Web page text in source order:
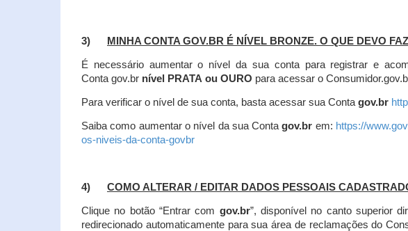
3) MINHA CONTA GOV.BR É NÍVEL BRONZE. O QUE DEVO
É necessário aumentar o nível da sua conta para registrar e
Conta gov.br nível PRATA ou OURO para acessar o
Para verificar o nível de sua conta, basta acessar sua Conta gov.br
Saiba como aumentar o nível da sua Contagov.br em: https://
os-niveis-da-conta-govbr
4) COMO ALTERAR / EDITAR DADOS PESSOAIS
Clique no botão “Entrar com gov.br”, disponível no canto superior
redirecionado automaticamente para sua área de reclamações do